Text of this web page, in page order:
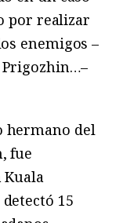
por realizar
enemigos –
hermano del
fue
Kuala
15